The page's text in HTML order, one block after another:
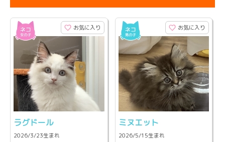
お気に入り
ラグドール
2026/3/23生まれ
お気に入り
ミヌエット
2026/5/15生まれ